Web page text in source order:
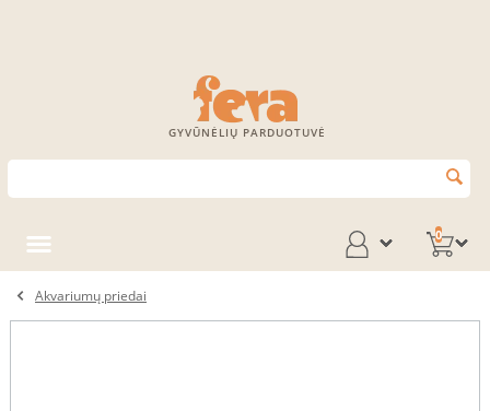
GYVŪNĖLIŲ PARDUOTUVĖ
0
Akvariumų priedai